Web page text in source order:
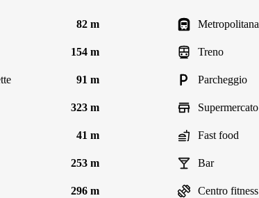
82 m Metropolitana
154 m Treno
91 m Parcheggio
323 m Supermercato
41 m Fast food
253 m Bar
296 m Centro fitness